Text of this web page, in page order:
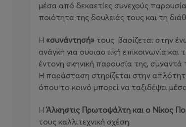
μέσα από δεκαετίες συνεχούς
ποιότητα της δουλειάς τους και τη
Η «συνάντησή» τους βασίζεται στην
ανάγκη για ουσιαστική επικοινωνία
έντονη σκηνική παρουσία της, συναντά
Η παράσταση στηρίζεται στην
όπου το κοινό μπορεί να ταξιδέψει
Η Άλκηστις Πρωτοψάλτη και ο Νίκος
τους καλλιτεχνική σχέση.